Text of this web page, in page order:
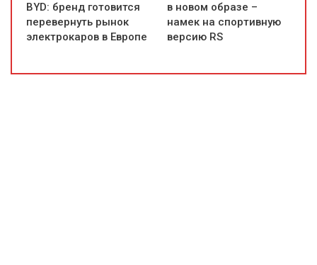
BYD: бренд готовится
перевернуть рынок
электрокаров в Европе
в новом образе –
намек на спортивную
версию RS